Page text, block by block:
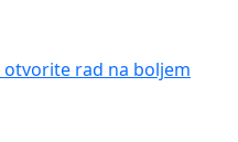
otvorite rad na boljem